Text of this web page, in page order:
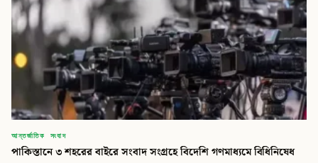
আন্তর্জাতিক সংবাদ
পাকিস্তানে ৩ শহরের বাইরে সংবাদ সংগ্রহে বিদেশি গণমাধ্যমে বিধিনিষেধ